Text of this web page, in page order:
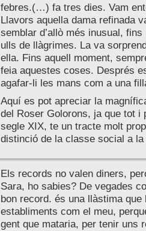
febres.(…) fa tres dies. Vam
Llavors aquella dama refinada
semblar d’allò més inusual,
ulls de llàgrimes. La va
ella. Fins aquell moment,
feia aquestes coses. Després
agafar-li les mans com a una
Aquí es pot apreciar la
del Roser Golorons, ja que tot i
segle XIX, te un tracte molt
distinció de la classe social a la
Els records no valen diners,
Sara, ho sabies? De vegades
bon record. és una llàstima
establiments com el meu,
gent que mataria, per tenir uns